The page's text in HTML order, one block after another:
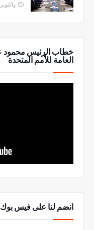
واكتوبر 10, 2025
العامة للأمم المتحدة
انضم لنا على فيس بوك